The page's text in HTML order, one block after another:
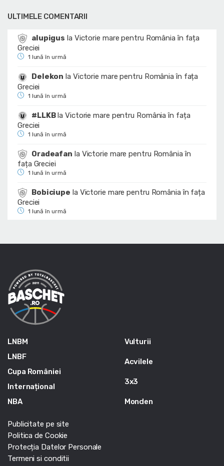
ULTIMELE COMENTARII
alupigus la Victorie mare pentru România în fața
Greciei
1 lună în urmă
Delekon la Victorie mare pentru România în fața
Greciei
1 lună în urmă
#LLKBlaVictorie mare pentru România în fața
Greciei
1 lună în urmă
Oradeafan la Victorie mare pentru România în
fața Greciei
1 lună în urmă
Bobiciupe la Victorie mare pentru România în fața
Greciei
1 lună în urmă
LNBM
LNBF
Cupa României
Internațional
NBA
Vulturii
Acvilele
3x3
Monden
Publicitate pe site
Politica de Cookie
Protecția Datelor Personale
Termeni si conditii